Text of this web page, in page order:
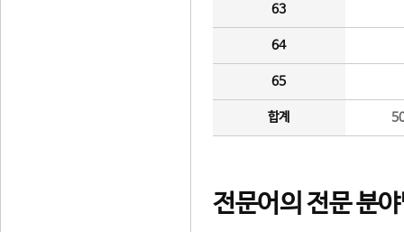
63
64
65
합계
전문어의 전문 분